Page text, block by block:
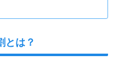
とは？